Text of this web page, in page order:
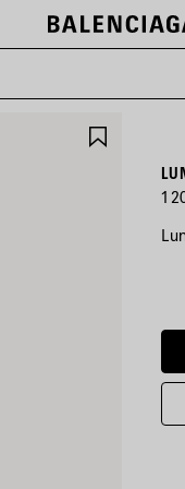
FAVORIS
1